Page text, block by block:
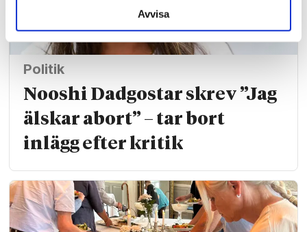
Avvisa
Politik
Nooshi Dadgostar skrev ”Jag
älskar abort” – tar bort
inlägg efter kritik